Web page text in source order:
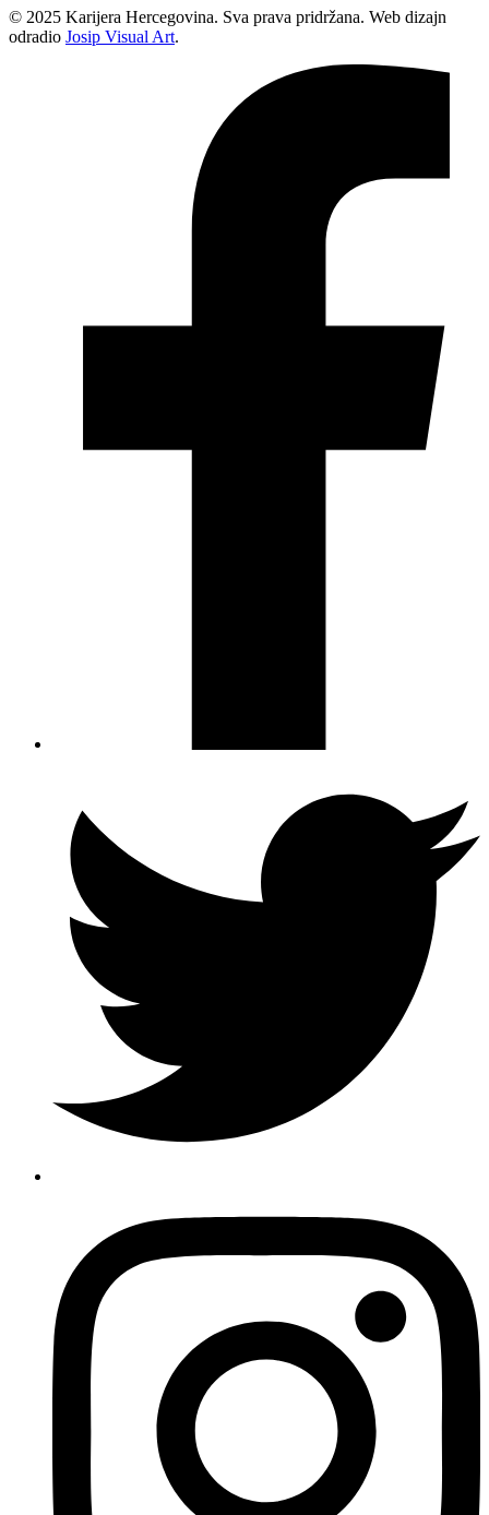
© 2025 Karijera Hercegovina. Sva prava pridržana. Web dizajn
odradio Josip Visual Art.